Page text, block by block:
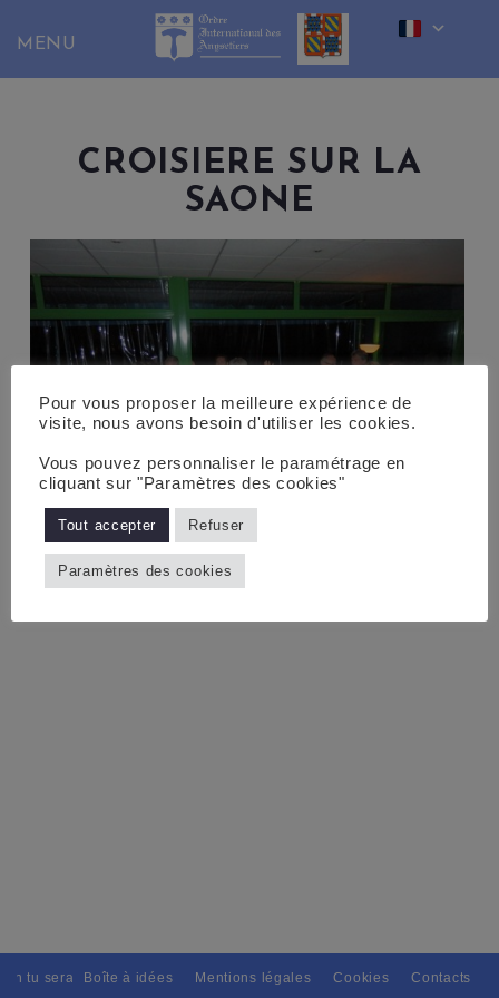
content
CROISIERE SUR LA
SAONE
tu seras, Pour tous avec discernement. // L'amitié tu
Boîte à idées Mentions légales Cookies Contacts
Pour vous proposer la meilleure expérience de
visite, nous avons besoin d'utiliser les cookies.
Vous pouvez personnaliser le paramétrage en
cliquant sur "Paramètres des cookies"
Tout accepter Refuser
Paramètres des cookies